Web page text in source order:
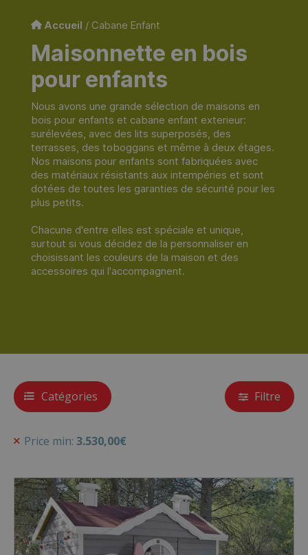
Accueil / Cabane Enfant
Maisonnette en bois
pour enfants
Nous avons une grande sélection de maisons en
bois pour enfants et cabane enfant exterieur:
surélevées, avec des lits superposés, des
terrasses, des toboggans et même à deux étages.
Nos maisons pour enfants sont fabriquées avec
des matériaux résistants aux intempéries et sont
dotées de toutes les garanties de sécurité pour les
plus petits.
Chacune d'entre elles est spéciale et unique,
surtout si vous décidez de la personnaliser en
choisissant les couleurs de la maison et des
accessoires qui l'accompagnent.
Catégories Filtre
Price min: 3.530,00€